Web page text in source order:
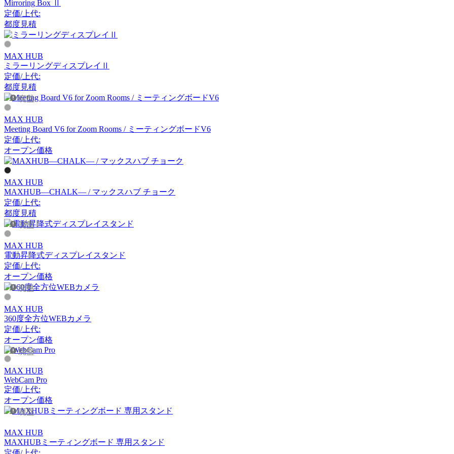
アーメット
ART WORK STUDIO
アートワークスタジオ
artek
アルテック
Artemide
アルテミデ
ARUNAi
Astep
アステップ
AZUMAYA
アズマヤ
B-LINE
ビーライン
B.C. SAN MICHELE
Mirroring Box Ⅱ
定価/上代:
都度見積
MAX HUB
ミラーリングディスプレイⅡ
定価/上代:
都度見積
廃盤
MAX HUB
Meeting Board V6 for Zoom Rooms / ミーティングボードV6
定価/上代:
オープン価格
MAX HUB
MAXHUB―CHALK― / マックスハブ チョーク
定価/上代:
都度見積
廃盤
MAX HUB
電動昇降式ディスプレイスタンド
定価/上代:
オープン価格
廃盤
MAX HUB
360度全方位WEBカメラ
定価/上代:
オープン価格
廃盤
MAX HUB
WebCam Pro
定価/上代:
オープン価格
廃盤
MAX HUB
MAXHUBミーティングボード 専用スタンド